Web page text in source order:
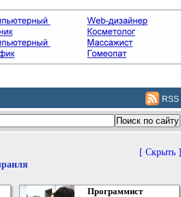
RSS
[ Скрыть ]
Программист